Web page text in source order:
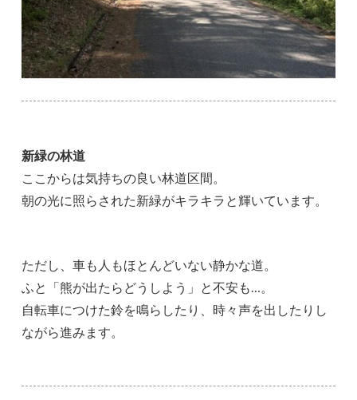
新緑の林道
ここからは気持ちの良い林道区間。
朝の光に照らされた新緑がキラキラと輝いています。
ただし、車も人もほとんどいない静かな道。
ふと「熊が出たらどうしよう」と不安も…。
自転車につけた鈴を鳴らしたり、時々声を出したりし
ながら進みます。